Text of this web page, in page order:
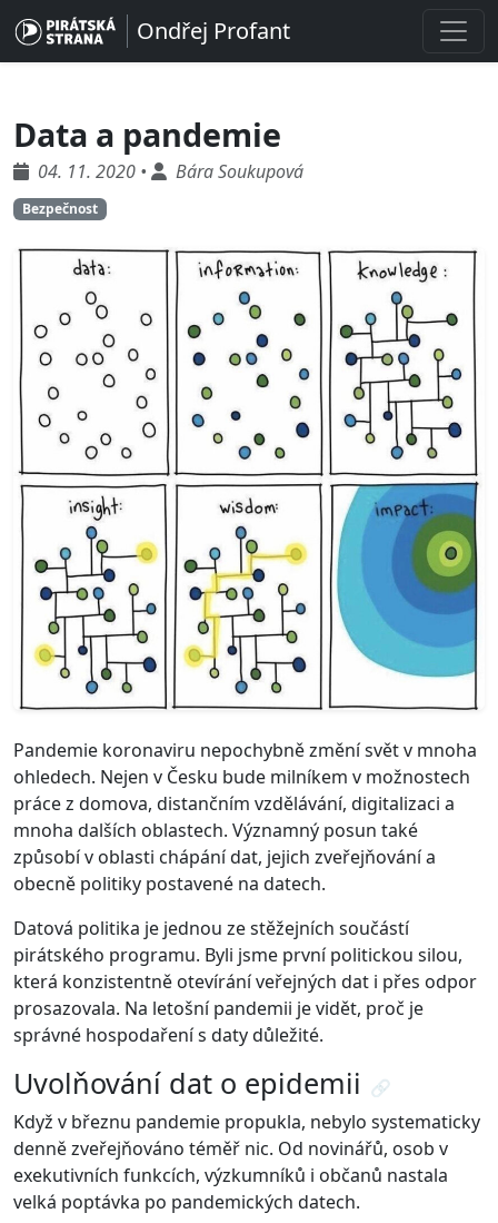
Ondřej Profant
Data a pandemie
04. 11. 2020 • Bára Soukupová
Bezpečnost
Pandemie koronaviru nepochybně změní svět v mnoha
ohledech. Nejen v Česku bude milníkem v možnostech
práce z domova, distančním vzdělávání, digitalizaci a
mnoha dalších oblastech. Významný posun také
způsobí v oblasti chápání dat, jejich zveřejňování a
obecně politiky postavené na datech.
Datová politika je jednou ze stěžejních součástí
pirátského programu. Byli jsme první politickou silou,
která konzistentně otevírání veřejných dat i přes odpor
prosazovala. Na letošní pandemii je vidět, proč je
správné hospodaření s daty důležité.
Uvolňování dat o epidemii 🔗
Když v březnu pandemie propukla, nebylo systematicky
denně zveřejňováno téměř nic. Od novinářů, osob v
exekutivních funkcích, výzkumníků i občanů nastala
velká poptávka po pandemických datech.